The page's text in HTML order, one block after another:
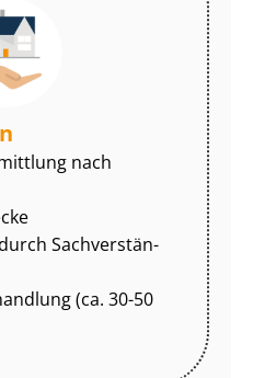
nach
Sach­ver­stän­
(ca. 30-50